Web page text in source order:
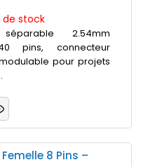
de stock
2.54mm
pins, connecteur
pour projets
8 Pins –